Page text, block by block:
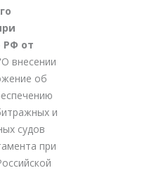
РФ от
внесении
об
и
судов
при